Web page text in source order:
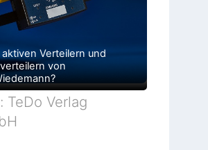
Verteilern und
von
TeDo Verlag